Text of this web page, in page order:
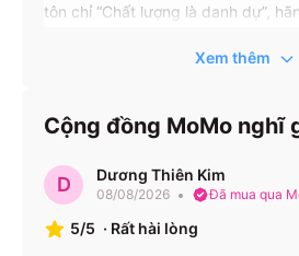
tôn chỉ “Chất lượng là danh dự”,
6.500 chuyến mỗi ngày.
Tuyến xe – Giá vé
73 tuyến đường dài mỗi ngày. Dưới
trọng điểm của hãng:
Xem thêm
Cộng đồng MoMo nghĩ
D Dương Thiên Kim
08/08/2026 Đã mua qua
5/5 · Rất hài lòng